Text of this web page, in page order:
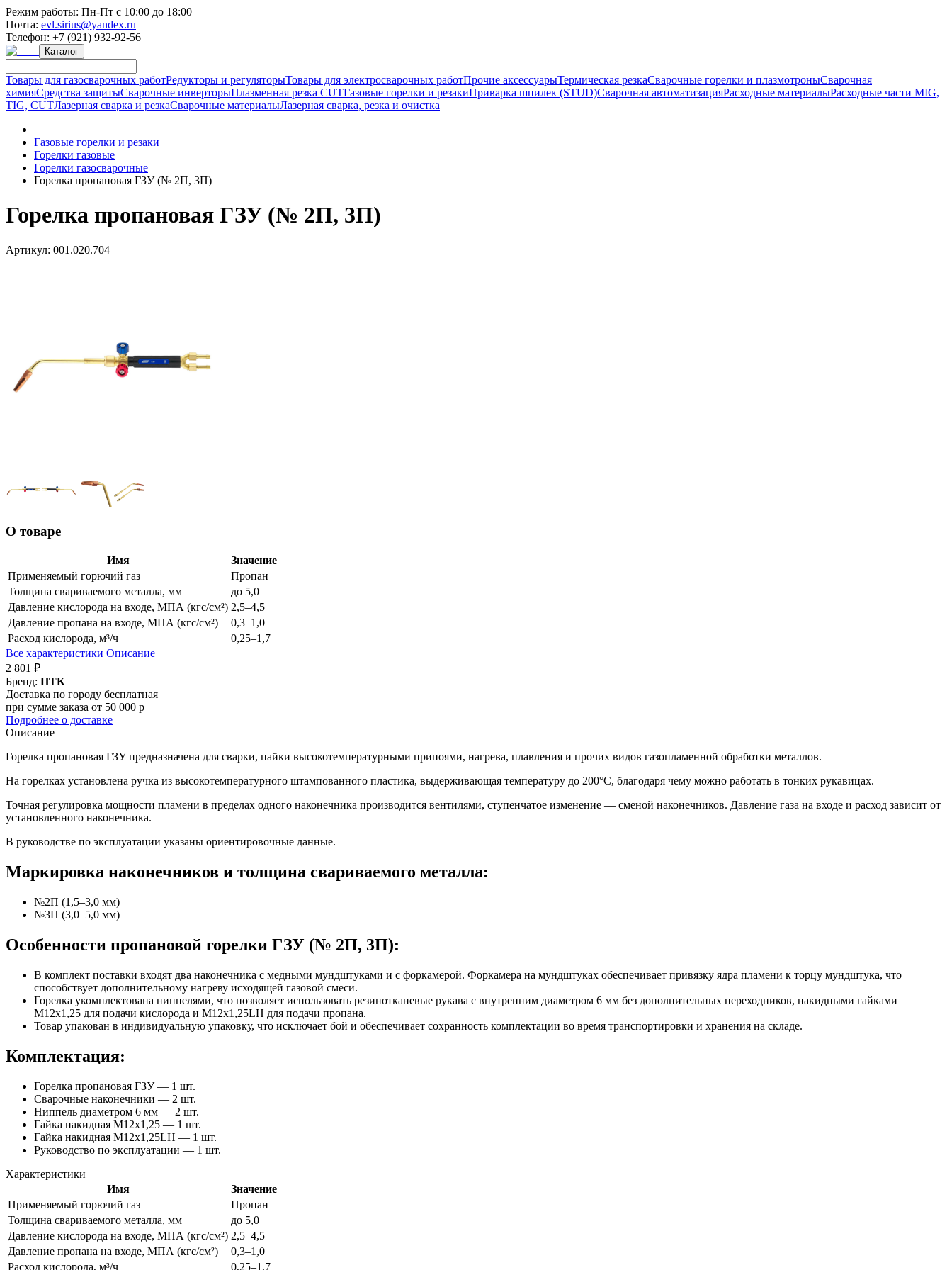
Режим работы: Пн-Пт с 10:00 до 18:00
Почта: evl.sirius@yandex.ru
Телефон: +7 (921) 932-92-56
Каталог
Товары для газосварочных работРедукторы и регуляторыТовары для электросварочных работПрочие аксессуарыТермическая резкаСварочные горелки и плазмотроныСварочная
химияСредства защитыСварочные инверторыПлазменная резка CUTГазовые горелки и резакиПриварка шпилек (STUD)Сварочная автоматизацияРасходные материалыРасходные части MIG,
TIG, CUTЛазерная сварка и резкаСварочные материалыЛазерная сварка, резка и очистка
Газовые горелки и резаки
Горелки газовые
Горелки газосварочные
Горелка пропановая ГЗУ (№ 2П, 3П)
Горелка пропановая ГЗУ (№ 2П, 3П)
Артикул: 001.020.704
О товаре
Имя
Значение
Применяемый горючий газ
Пропан
Толщина свариваемого металла, мм
до 5,0
Давление кислорода на входе, МПА (кгс/см²) 2,5–4,5
Давление пропана на входе, МПА (кгс/см²)
0,3–1,0
Расход кислорода, м³/ч
0,25–1,7
Все характеристики Описание
2 801 ₽
Бренд: ПТК
Доставка по городу бесплатная
при сумме заказа от 50 000 р
Подробнее о доставке
Описание
Горелка пропановая ГЗУ предназначена для сварки, пайки высокотемпературными припоями, нагрева, плавления и прочих видов газопламенной обработки металлов.
На горелках установлена ручка из высокотемпературного штампованного пластика, выдерживающая температуру до 200°С, благодаря чему можно работать в тонких рукавицах.
Точная регулировка мощности пламени в пределах одного наконечника производится вентилями, ступенчатое изменение — сменой наконечников. Давление газа на входе и расход зависит от
установленного наконечника.
В руководстве по эксплуатации указаны ориентировочные данные.
Маркировка наконечников и толщина свариваемого металла:
№2П (1,5–3,0 мм)
№3П (3,0–5,0 мм)
Особенности пропановой горелки ГЗУ (№ 2П, 3П):
В комплект поставки входят два наконечника с медными мундштуками и с форкамерой. Форкамера на мундштуках обеспечивает привязку ядра пламени к торцу мундштука, что
способствует дополнительному нагреву исходящей газовой смеси.
Горелка укомплектована ниппелями, что позволяет использовать резинотканевые рукава с внутренним диаметром 6 мм без дополнительных переходников, накидными гайками
M12х1,25 для подачи кислорода и M12х1,25LH для подачи пропана.
Товар упакован в индивидуальную упаковку, что исключает бой и обеспечивает сохранность комплектации во время транспортировки и хранения на складе.
Комплектация:
Горелка пропановая ГЗУ — 1 шт.
Сварочные наконечники — 2 шт.
Ниппель диаметром 6 мм — 2 шт.
Гайка накидная M12х1,25 — 1 шт.
Гайка накидная M12х1,25LH — 1 шт.
Руководство по эксплуатации — 1 шт.
Характеристики
Имя
Значение
Применяемый горючий газ
Пропан
Толщина свариваемого металла, мм
до 5,0
Давление кислорода на входе, МПА (кгс/см²) 2,5–4,5
Давление пропана на входе, МПА (кгс/см²)
0,3–1,0
Расход кислорода, м³/ч
0,25–1,7